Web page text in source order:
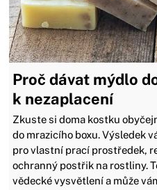
Proč dávat mýdlo
k nezaplacení
Zkuste si doma kostku
do mrazicího boxu. Výsledek
pro vlastní prací prostředek,
ochranný postřik na rostliny.
vědecké vysvětlení a může